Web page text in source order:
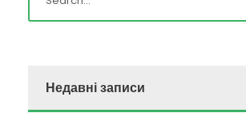
Недавні записи